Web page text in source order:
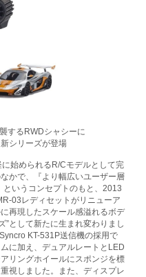
するRWDシャシーに
シリーズが登場
始められるR/Cモデルとして完
かで、『より幅広いユーザー層
いうコンセプトのもと、2013
03レディセットがリニューア
再現したスケール感溢れるボデ
”として新たに生まれ変わりまし
KT-531P送信機の採用で
に加え、デュアルレートとLED
リングホイールにスポンジを標
視しました。また、ディスプレ